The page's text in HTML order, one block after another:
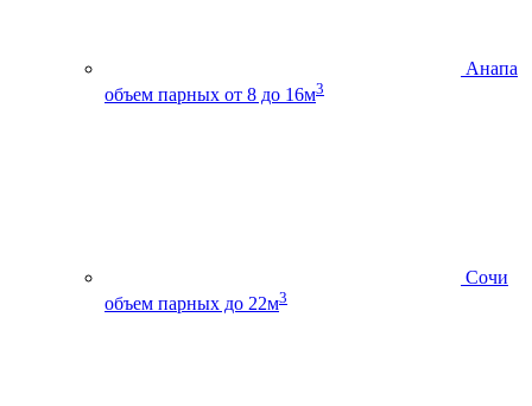
Анапа
объем парных от 8 до 16м3
Сочи
объем парных до 22м3